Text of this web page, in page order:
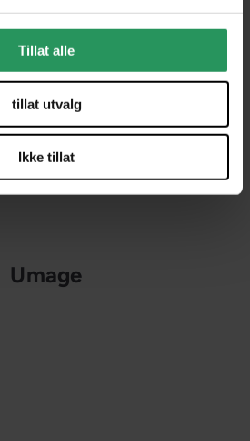
Tillat alle
tillat utvalg
Ikke tillat
Umage